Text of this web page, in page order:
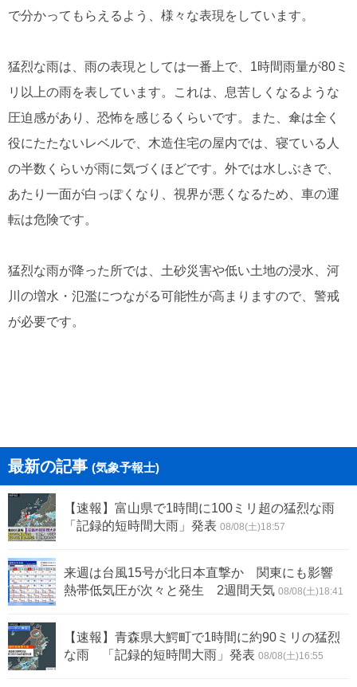
で分かってもらえるよう、様々な表現をしています。
猛烈な雨は、雨の表現としては一番上で、1時間雨量が80ミ
リ以上の雨を表しています。これは、息苦しくなるような
圧迫感があり、恐怖を感じるくらいです。また、傘は全く
役にたたないレベルで、木造住宅の屋内では、寝ている人
の半数くらいが雨に気づくほどです。外では水しぶきで、
あたり一面が白っぽくなり、視界が悪くなるため、車の運
転は危険です。
猛烈な雨が降った所では、土砂災害や低い土地の浸水、河
川の増水・氾濫につながる可能性が高まりますので、警戒
が必要です。
最新の記事 (気象予報士)
【速報】富山県で1時間に100ミリ超の猛烈な雨
「記録的短時間大雨」発表 08/08(土)18:57
来週は台風15号が北日本直撃か 関東にも影響
熱帯低気圧が次々と発生 2週間天気 08/08(土)18:41
【速報】青森県大鰐町で1時間に約90ミリの猛烈
な雨 「記録的短時間大雨」発表 08/08(土)16:55